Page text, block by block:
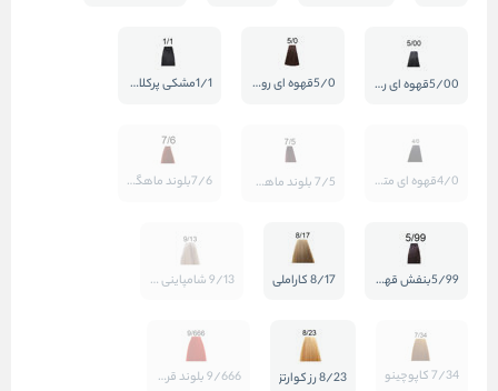
5/00قهوه ای روشن طبیعی قوی 5/0قهوه ای روشن 1/1مشکی پرکلاغی
4/0قهوه ای متوسط 7/5 بلوند ماهگونی 7/6بلوند ماهگونی قرمز
5/99بنفش قهوه ای 8/17 کاراملی 9/13 شامپاینی بلوند روشن
7/34 کاپوچینو 8/23 رز کوارتز 9/666 بلوند قرمز روشن